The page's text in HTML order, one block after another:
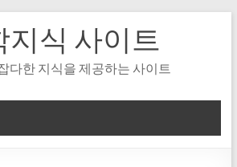
지식 사이트
다한 지식을 제공하는 사이트